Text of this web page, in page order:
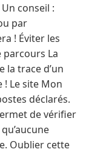
conseil :
par
! Éviter les
La
la trace d’un
! Le site Mon
déclarés.
de vérifier
Oublier cette